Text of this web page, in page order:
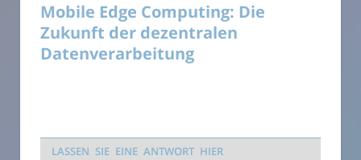
Mobile Edge Computing: Die
Zukunft der dezentralen
Datenverarbeitung
LASSEN SIE EINE ANTWORT HIER